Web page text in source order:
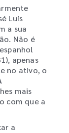
Luís
a sua
Não é
apenas
no ativo, o
mais
com que a
a